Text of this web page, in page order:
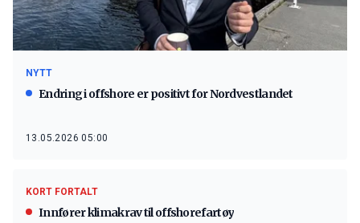
NYTT
Endring i offshore er positivt for Nordvestlandet
13.05.2026 05:00
KORT FORTALT
Innfører klimakrav til offshorefartøy